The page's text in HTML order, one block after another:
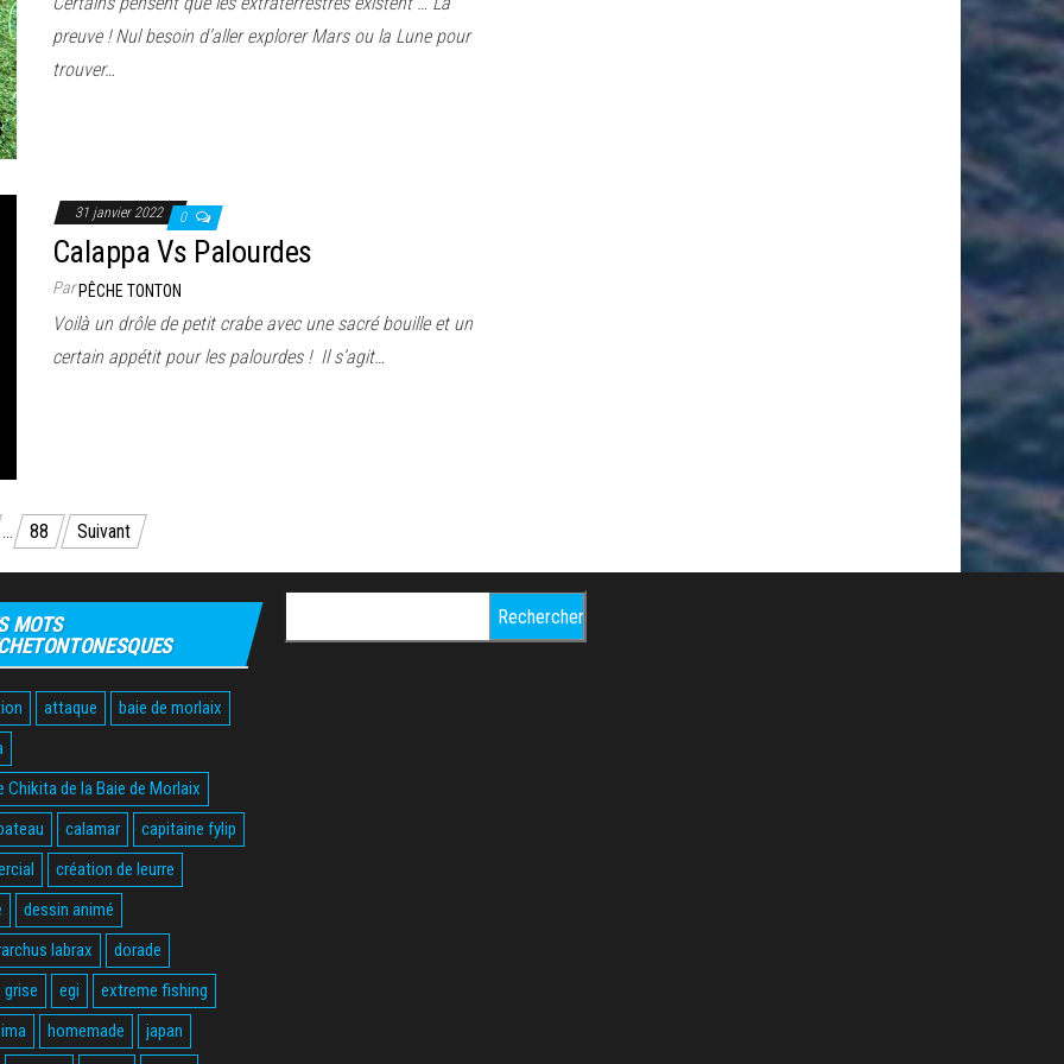
preuve ! Nul besoin d’aller explorer Mars ou la Lune pour
trouver…
31 janvier 2022 0
Calappa Vs Palourdes
ParPÊCHE TONTON
Voilà un drôle de petit crabe avec une sacré bouille et un
certain appétit pour les palourdes ! Il s’agit…
… 88 Suivant
MOTS
attaque
baie de morlaix
Chikita de la Baie de Morlaix
calamar
capitaine fylip
création de leurre
dessin animé
labrax
dorade
grise
egi
extreme fishing
homemade
japan